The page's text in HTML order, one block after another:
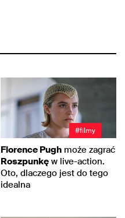
#filmy
Florence Pugh może zagrać
Roszpunkę w live-action.
Oto, dlaczego jest do tego
idealna